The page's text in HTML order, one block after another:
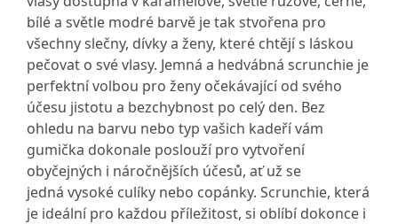
bílé a světle modré barvě je tak stvořena pro
všechny slečny, dívky a ženy, které chtějí s láskou
pečovat o své vlasy. Jemná a hedvábná scrunchie je
perfektní volbou pro ženy očekávající od svého
účesu jistotu a bezchybnost po celý den. Bez
ohledu na barvu nebo typ vašich kadeří vám
gumička dokonale poslouží pro vytvoření
obyčejných i náročnějších účesů, ať už se
jedná vysoké culíky nebo copánky. Scrunchie, která
je ideální pro každou příležitost, si oblíbí dokonce i